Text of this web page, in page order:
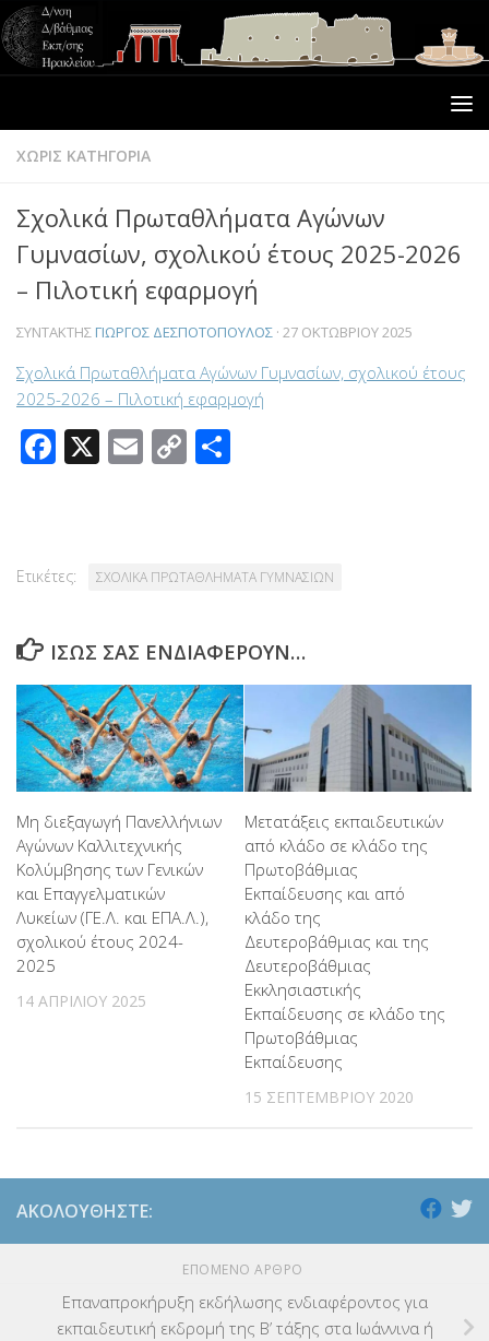
ΧΩΡΊΣ ΚΑΤΗΓΟΡΊΑ
Σχολικά Πρωταθλήματα Αγώνων
Γυμνασίων, σχολικού έτους 2025-2026
– Πιλοτική εφαρμογή
ΣΥΝΤΆΚΤΗΣ ΓΙΏΡΓΟΣ ΔΕΣΠΟΤΌΠΟΥΛΟΣ · 27 ΟΚΤΩΒΡΊΟΥ 2025
Σχολικά Πρωταθλήματα Αγώνων Γυμνασίων, σχολικού έτους
2025-2026 – Πιλοτική εφαρμογή
Facebook
X Email
Copy
Ετικέτες: ΣΧΟΛΙΚΑ ΠΡΩΤΑΘΛΗΜΑΤΑ ΓΥΜΝΑΣΙΩΝ
ΊΣΩΣ ΣΑΣ ΕΝΔΙΑΦΈΡΟΥΝ…
Μη διεξαγωγή Πανελλήνιων
Αγώνων Καλλιτεχνικής
Κολύμβησης των Γενικών
και Επαγγελματικών
Λυκείων (ΓΕ.Λ. και ΕΠΑ.Λ.),
σχολικού έτους 2024-
2025
14 ΑΠΡΙΛΊΟΥ 2025
Μετατάξεις εκπαιδευτικών
από κλάδο σε κλάδο της
Πρωτοβάθμιας
Εκπαίδευσης και από
κλάδο της
Δευτεροβάθμιας και της
Δευτεροβάθμιας
Εκκλησιαστικής
Εκπαίδευσης σε κλάδο της
Πρωτοβάθμιας
Εκπαίδευσης
15 ΣΕΠΤΕΜΒΡΊΟΥ 2020
ΑΚΟΛΟΥΘΉΣΤΕ:
ΕΠΌΜΕΝΟ ΆΡΘΡΟ
Επαναπροκήρυξη εκδήλωσης ενδιαφέροντος για
εκπαιδευτική εκδρομή της Β’ τάξης στα Ιωάννινα ή